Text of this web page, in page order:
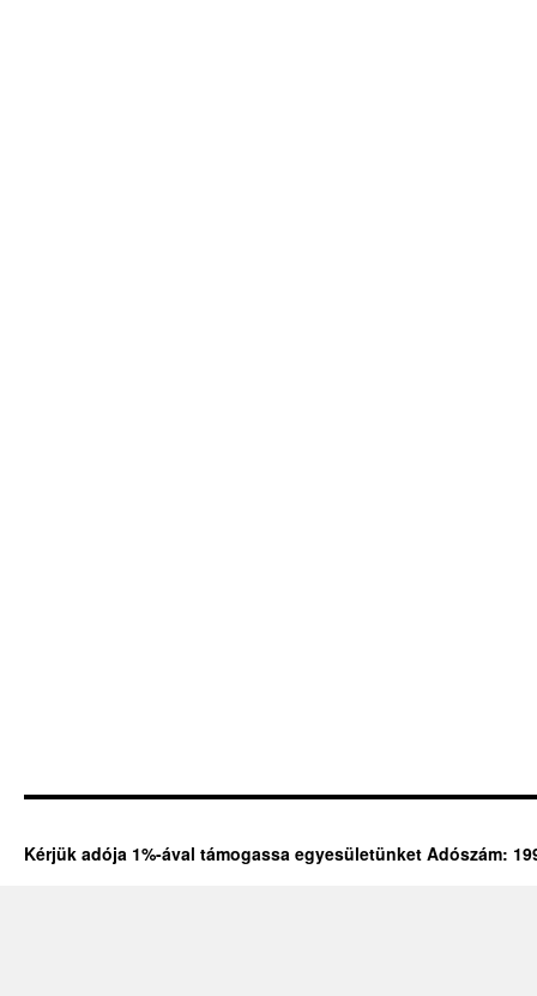
Kérjük adója 1%-ával támogassa egyesületünket Adószám: